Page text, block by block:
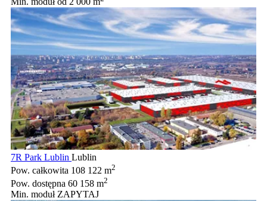
7R Park Lublin Lublin
Pow. całkowita 108 122 m2
Pow. dostępna 60 158 m2
Min. moduł ZAPYTAJ